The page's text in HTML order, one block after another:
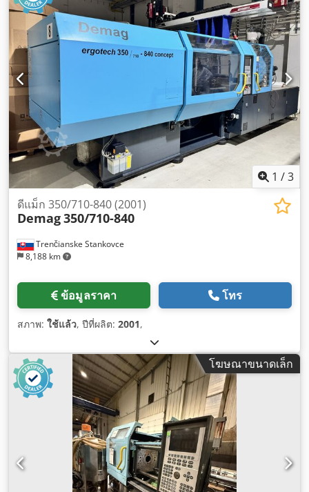
1 /3
Trenčianske Stankovce
8,188 km
ดีแม็ก 350/710-840 (2001)
Demag350/710-840
ข้อมูลราคา โทร
สภาพ: ใช้แล้ว, ปีที่ผลิต: 2001,
โฆษณาขนาดเล็ก